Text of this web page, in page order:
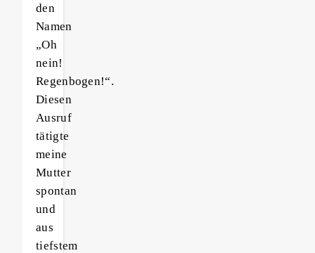
den
Namen
„Oh
nein!
Regenbogen!“.
Diesen
Ausruf
tätigte
meine
Mutter
spontan
und
aus
tiefstem